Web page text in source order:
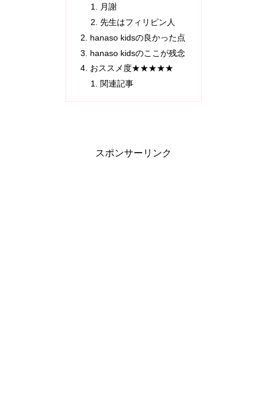
月謝
先生はフィリピン人
hanaso kidsの良かった点
hanaso kidsのここが残念
おススメ度★★★★★
関連記事
スポンサーリンク